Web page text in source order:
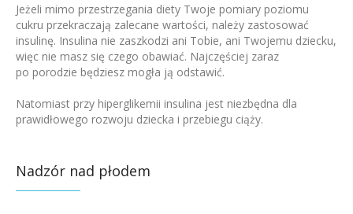
Jeżeli mimo przestrzegania diety Twoje pomiary poziomu
cukru przekraczają zalecane wartości, należy zastosować
insulinę. Insulina nie zaszkodzi ani Tobie, ani Twojemu dziecku,
więc nie masz się czego obawiać. Najczęściej zaraz
po porodzie będziesz mogła ją odstawić.
Natomiast przy hiperglikemii insulina jest niezbędna dla
prawidłowego rozwoju dziecka i przebiegu ciąży.
Nadzór nad płodem